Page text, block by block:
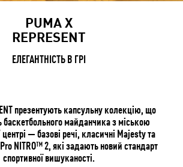
PUMA X
REPRESENT
ЕЛЕГАНТНІСТЬ В ГРІ
презентують капсульну колекцію, що
баскетбольного майданчика з міською
— базові речі, класичні Majesty та
NITRO™ 2, які задають новий стандарт
спортивної вишуканості.